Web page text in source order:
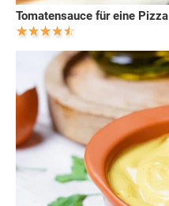
Tomatensauce für eine Pizza